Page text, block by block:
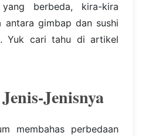
berbeda, kira-kira
antara gimbap dan sushi
Yuk cari tahu di artikel
Jenisnya
membahas perbedaan